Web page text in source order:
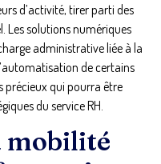
d’activité, tirer parti des
Les solutions numériques
administrative liée à la
de certains
précieux qui pourra être
du service RH.
mobilité